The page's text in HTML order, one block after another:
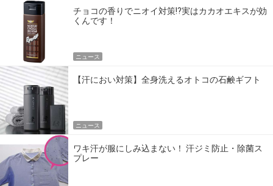
チョコの香りでニオイ対策!?実はカカオエキスが効
くんです！
ニュース
【汗におい対策】全身洗えるオトコの石鹸ギフト
ニュース
ワキ汗が服にしみ込まない！ 汗ジミ防止・除菌ス
プレー